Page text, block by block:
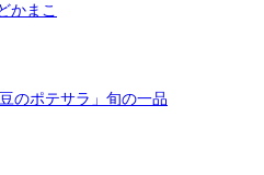
かまこ
のポテサラ」旬の一品